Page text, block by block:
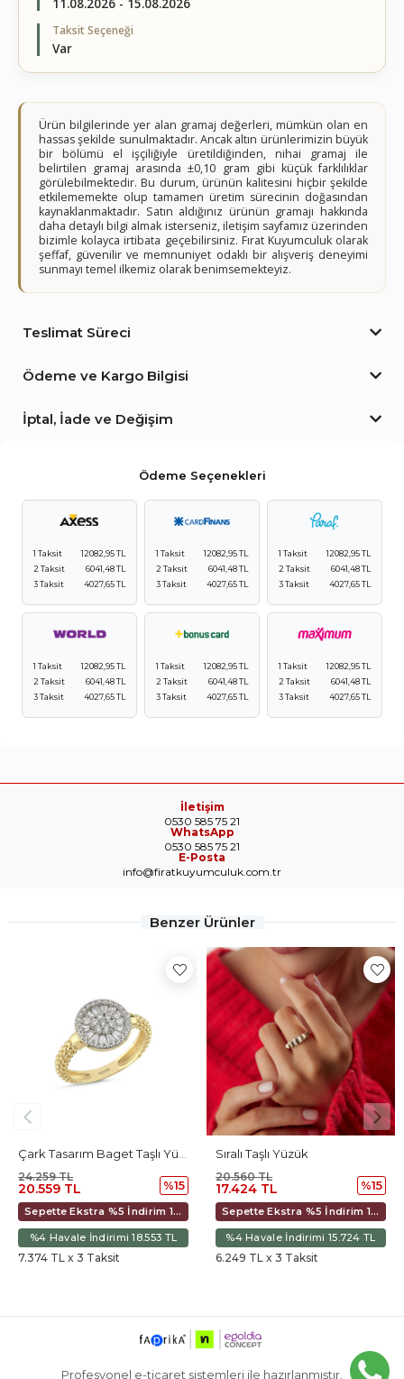
11.08.2026 - 15.08.2026
Taksit Seçeneği
Var
Ürün bilgilerinde yer alan gramaj değerleri, mümkün olan en
hassas şekilde sunulmaktadır. Ancak altın ürünlerimizin büyük
bir bölümü el işçiliğiyle üretildiğinden, nihai gramaj ile
belirtilen gramaj arasında ±0,10 gram gibi küçük farklılıklar
görülebilmektedir. Bu durum, ürünün kalitesini hiçbir şekilde
etkilememekte olup tamamen üretim sürecinin doğasından
kaynaklanmaktadır. Satın aldığınız ürünün gramajı hakkında
daha detaylı bilgi almak isterseniz, iletişim sayfamız üzerinden
bizimle kolayca irtibata geçebilirsiniz. Fırat Kuyumculuk olarak
şeffaf, güvenilir ve memnuniyet odaklı bir alışveriş deneyimi
sunmayı temel ilkemiz olarak benimsemekteyiz.
Teslimat Süreci
Ödeme ve Kargo Bilgisi
İptal, İade ve Değişim
Ödeme Seçenekleri
1 Taksit
12082,95 TL
2 Taksit
6041,48 TL
3 Taksit
4027,65 TL
1 Taksit
12082,95 TL
2 Taksit
6041,48 TL
3 Taksit
4027,65 TL
1 Taksit
12082,95 TL
2 Taksit
6041,48 TL
3 Taksit
4027,65 TL
1 Taksit
12082,95 TL
2 Taksit
6041,48 TL
3 Taksit
4027,65 TL
1 Taksit
12082,95 TL
2 Taksit
6041,48 TL
3 Taksit
4027,65 TL
1 Taksit
12082,95 TL
2 Taksit
6041,48 TL
3 Taksit
4027,65 TL
İletişim
0530 585 75 21
WhatsApp
0530 585 75 21
E-Posta
info@firatkuyumculuk.com.tr
Benzer Ürünler
Çark Tasarım Baget Taşlı Yüzük
%15
Sepette Ekstra %5 İndirim 19.326 TL
18.553 TL
Sıralı Taşlı Yüzük
17.424 TL %15
Sepette Ekstra %5 İndirim 16.379 TL
%4 Havale İndirimi 15.724 TL
6.249 TL x 3 Taksit
41.849 TL
%4 Havale
15.010 TL x 3 Taksit
Profesyonel e-ticaret sistemleri ile hazırlanmıştır.